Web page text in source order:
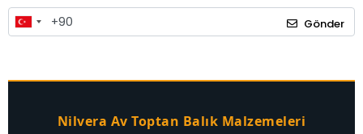
Gönder
Nilvera Av Toptan Balık Malzemeleri